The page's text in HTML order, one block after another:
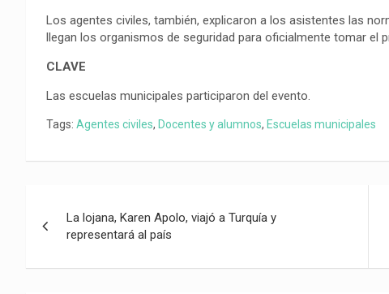
Los agentes civiles, también, explicaron a los asistentes las
llegan los organismos de seguridad para oficialmente tomar el
CLAVE
Las escuelas municipales participaron del evento.
Tags: Agentes civiles, Docentes y alumnos, Escuelas municipales
de
entradas
La lojana, Karen Apolo, viajó a Turquía y
representará al país